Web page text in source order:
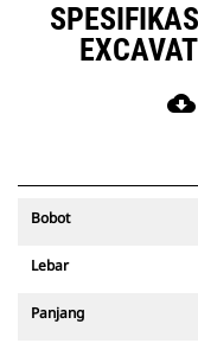
cloud_download
Bobot
Lebar
Panjang